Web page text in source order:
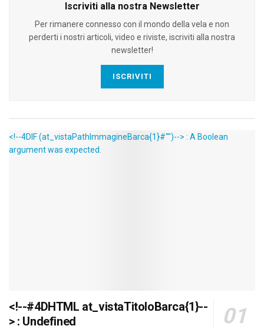
Iscriviti alla nostra Newsletter
Per rimanere connesso con il mondo della vela e non
perderti i nostri articoli, video e riviste, iscriviti alla nostra
newsletter!
ISCRIVITI
<!--4DIF (at_vistaPathImmagineBarca{1}#"")--> : A Boolean
argument was expected.
<!--#4DHTML at_vistaTitoloBarca{1}--
> : Undefined